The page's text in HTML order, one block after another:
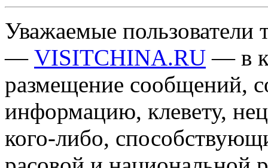
Уважаемые пользователи
— VISITCHINA.RU — в
размещение сообщений,
информацию, клевету,
кого-либо,